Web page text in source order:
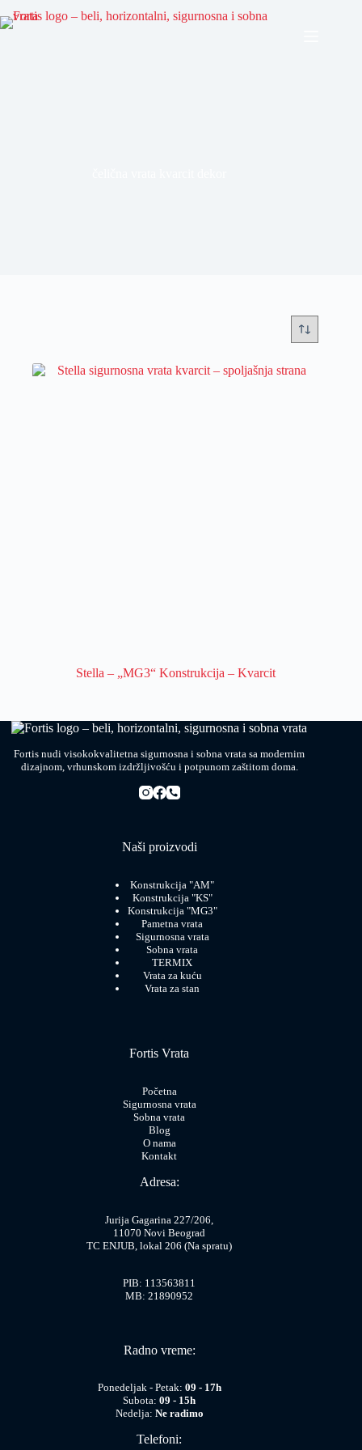
Stella – „MG3“ Konstrukcija – Kvarcit
Fortis nudi visokokvalitetna sigurnosna i sobna vrata sa modernim
dizajnom, vrhunskom izdržljivošću i potpunom zaštitom doma.
Naši proizvodi
Konstrukcija "AM"
Konstrukcija "KS"
Konstrukcija "MG3"
Pametna vrata
Sigurnosna vrata
Sobna vrata
TERMIX
Vrata za kuću
Vrata za stan
Fortis Vrata
Početna
Sigurnosna vrata
Sobna vrata
Blog
O nama
Kontakt
Adresa:
Jurija Gagarina 227/206,
11070 Novi Beograd
TC ENJUB, lokal 206 (Na spratu)
PIB: 113563811
MB: 21890952
Radno vreme:
Ponedeljak - Petak: 09 - 17h
Subota:09 - 15h
Nedelja: Ne radimo
Telefoni: